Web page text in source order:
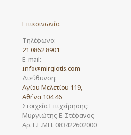
Επικοινωνία
Τηλέφωνο:
21 0862 8901
E-mail:
Info@mirgiotis.com
Διεύθυνση:
Αγίου Μελετίου 119,
Αθήνα 104 46
Στοιχεία Επιχείρησης:
Μυργιώτης Ε. Στέφανος
Αρ. Γ.Ε.ΜΗ. 083422602000